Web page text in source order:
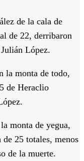
de la cala de
de 22, derribaron
López.
la monta de todo,
de Heraclio
monta de yegua,
25 totales, menos
de la muerte.